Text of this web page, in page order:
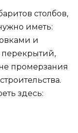
столбов,
иметь:
и
промерзания
здесь: